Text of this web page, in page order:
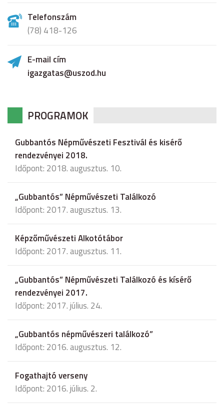
Telefonszám
(78) 418-126
E-mail cím
igazgatas@uszod.hu
PROGRAMOK
Gubbantós Népművészeti Fesztivál és kisérő
rendezvényei 2018.
Időpont: 2018. augusztus. 10.
„Gubbantós” Népművészeti Találkozó
Időpont: 2017. augusztus. 13.
Képzőművészeti Alkotótábor
Időpont: 2017. augusztus. 11.
„Gubbantós” Népművészeti Találkozó és kísérő
rendezvényei 2017.
Időpont: 2017. július. 24.
„Gubbantós népművészeri találkozó”
Időpont: 2016. augusztus. 12.
Fogathajtó verseny
Időpont: 2016. július. 2.